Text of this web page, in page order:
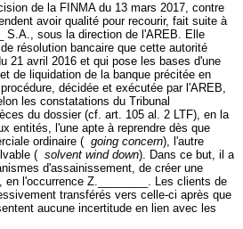
de la FINMA du 13 mars 2017, contre
avoir qualité pour recourir, fait suite à
S.A., sous la direction de l'AREB. Elle
résolution bancaire que cette autorité
21 avril 2016 et qui pose les bases d'une
de liquidation de la banque précitée en
décidée et exécutée par l'AREB,
les constatations du Tribunal
du dossier (cf. art. 105 al. 2 LTF), en la
entités, l'une apte à reprendre dès que
ordinaire ( going concern), l'autre
( solvent wind down). Dans ce but, il a
d'assainissement, de créer une
en l'occurrence Z.________. Les clients de
transférés vers celle-ci après que
aucune incertitude en lien avec les